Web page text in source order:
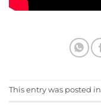
This entry was posted in